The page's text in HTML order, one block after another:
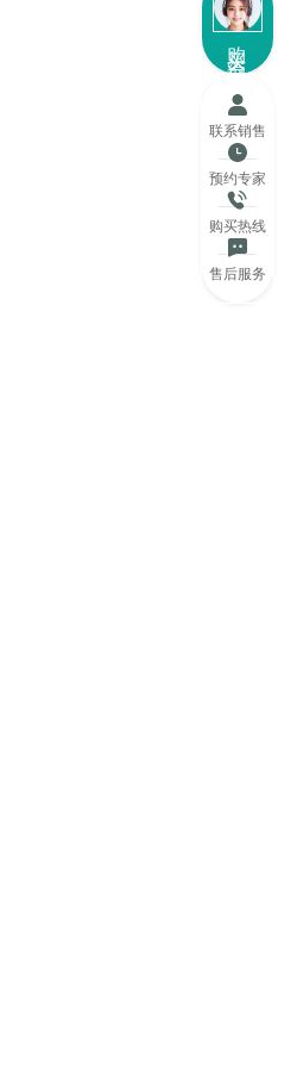
购买咨询
联系销售
预约专家
购买热线
售后服务